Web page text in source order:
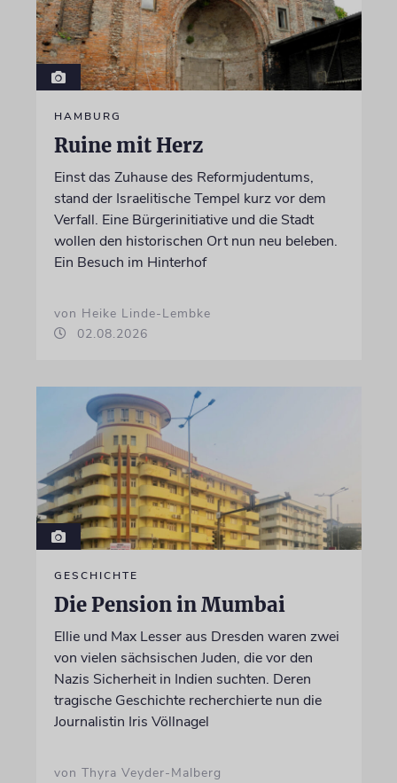
HAMBURG
Ruine mit Herz
Einst das Zuhause des Reformjudentums,
stand der Israelitische Tempel kurz vor dem
Verfall. Eine Bürgerinitiative und die Stadt
wollen den historischen Ort nun neu beleben.
Ein Besuch im Hinterhof
von Heike Linde-Lembke
02.08.2026
GESCHICHTE
Die Pension in Mumbai
Ellie und Max Lesser aus Dresden waren zwei
von vielen sächsischen Juden, die vor den
Nazis Sicherheit in Indien suchten. Deren
tragische Geschichte recherchierte nun die
Journalistin Iris Völlnagel
von Thyra Veyder-Malberg